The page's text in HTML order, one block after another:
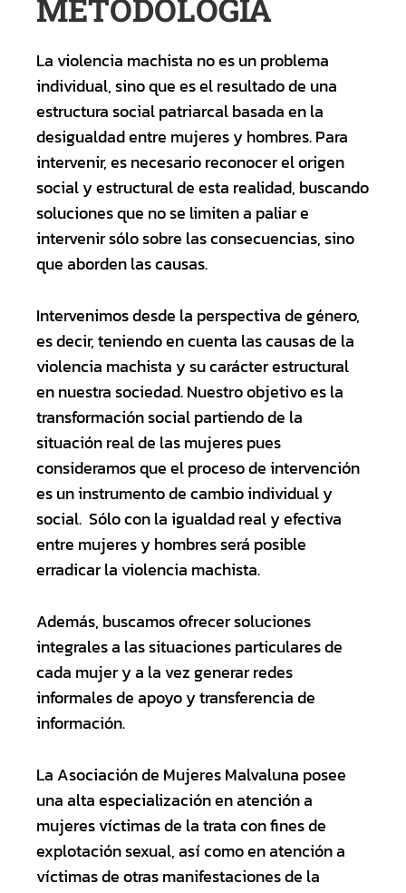
METODOLOGÍA
La violencia machista no es un problema
individual, sino que es el resultado de una
estructura social patriarcal basada en la
desigualdad entre mujeres y hombres. Para
intervenir, es necesario reconocer el origen
social y estructural de esta realidad, buscando
soluciones que no se limiten a paliar e
intervenir sólo sobre las consecuencias, sino
que aborden las causas.
Intervenimos desde la perspectiva de género,
es decir, teniendo en cuenta las causas de la
violencia machista y su carácter estructural
en nuestra sociedad. Nuestro objetivo es la
transformación social partiendo de la
situación real de las mujeres pues
consideramos que el proceso de intervención
es un instrumento de cambio individual y
social. Sólo con la igualdad real y efectiva
entre mujeres y hombres será posible
erradicar la violencia machista.
Además, buscamos ofrecer soluciones
integrales a las situaciones particulares de
cada mujer y a la vez generar redes
informales de apoyo y transferencia de
información.
La Asociación de Mujeres Malvaluna posee
una alta especialización en atención a
mujeres víctimas de la trata con fines de
explotación sexual, así como en atención a
víctimas de otras manifestaciones de la